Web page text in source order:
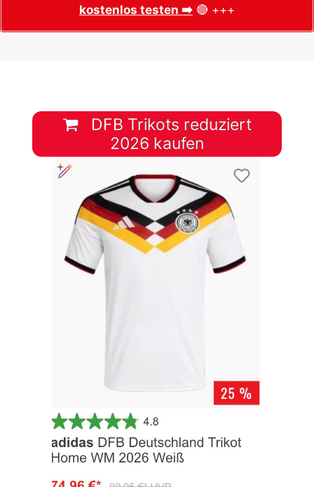
kostenlos testen ➡️ 🔴 +++
DFB Trikots reduziert
2026 kaufen